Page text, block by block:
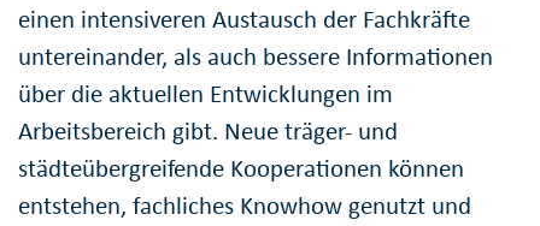
einen intensiveren Austausch der Fachkräfte
untereinander, als auch bessere Informationen
über die aktuellen Entwicklungen im
Arbeitsbereich gibt. Neue träger- und
städteübergreifende Kooperationen können
entstehen, fachliches Knowhow genutzt und